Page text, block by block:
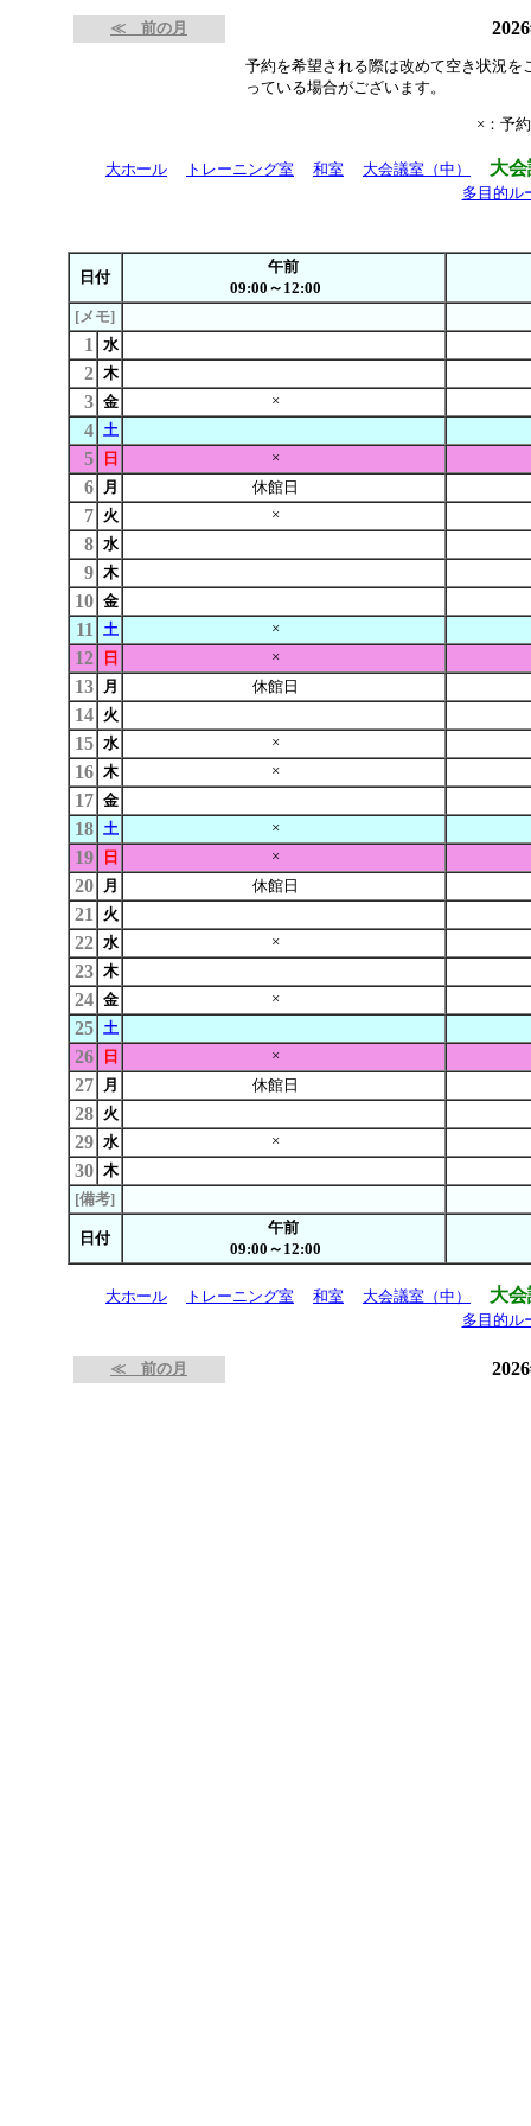
≪ 前の月
予約を希望される際は改めて空き状況
っている場合がございます。
×：予
大ホール トレーニング室 和室 大会議室（中） 大
多目的ル
日付
午前
09:00～12:00
[メモ]
1 水
2 木
3 金 ×
4 土
5 日 ×
6 月 休館日
7 火 ×
8 水
9 木
10 金
11 土 ×
12 日 ×
13 月 休館日
14 火
15 水 ×
16 木 ×
17 金
18 土 ×
19 日 ×
20 月 休館日
21 火
22 水 ×
23 木
24 金 ×
25 土
26 日 ×
27 月 休館日
28 火
29 水 ×
30 木
[備考]
日付
午前
09:00～12:00
大ホール トレーニング室 和室 大会議室（中） 大
多目的ル
≪ 前の月